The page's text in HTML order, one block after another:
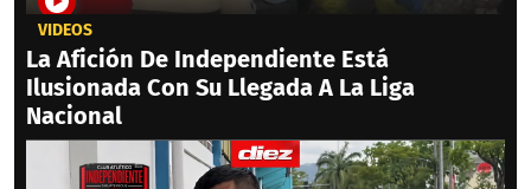
VIDEOS
La Afición De Independiente Está
Ilusionada Con Su Llegada A La Liga
Nacional